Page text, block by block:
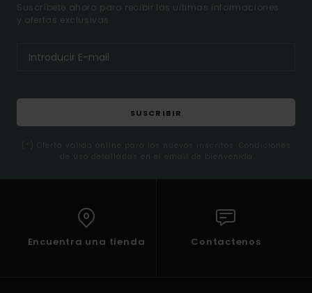
Suscríbete ahora para recibir las ultimas informaciones
y ofertas exclusivas.
SUSCRIBIR
(*) Oferta valida online para los nuevos inscritos. Condiciones
de uso detalladas en el email de bienvenida
Encuentra una tienda Contactenos